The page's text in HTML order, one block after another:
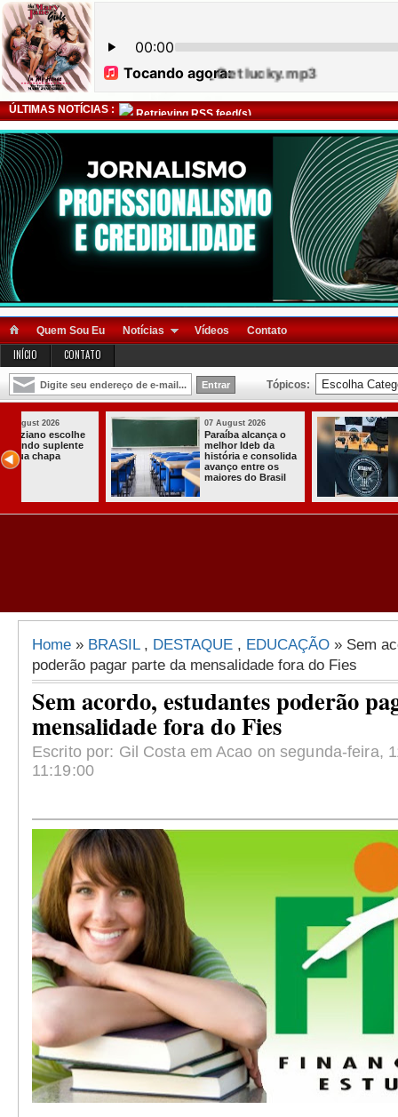
ÚLTIMAS NOTÍCIAS : Retrieving RSS feed(s)
Quem Sou Eu Notícias Vídeos Contato
INÍCIO CONTATO
Tópicos:
07 August 2026
Homem é preso
com armas,
munições e
radiocomunicadore
s no Conde
03 August 2026
Itabaiana
a primeira
Comunitária
Solidária a
Comunidade
Almir Muniz
Home » BRASIL, DESTAQUE , EDUCAÇÃO » Sem
poderão pagar parte da mensalidade fora do Fies
Sem acordo, estudantes poderão
mensalidade fora do Fies
Escrito por: Gil Costa em Acao on segunda-feira,
11:19:00